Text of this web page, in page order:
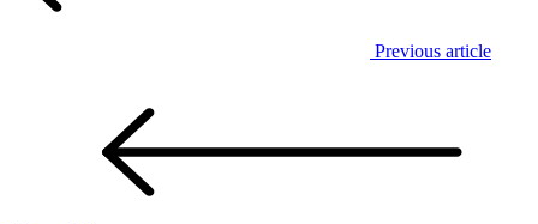
Previous article